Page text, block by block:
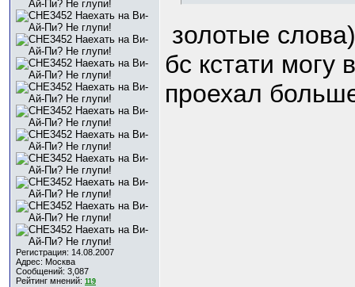
Регистрация: 14.08.2007
Адрес: Москва
Сообщений: 3,087
Рейтинг мнений: 119
золотые слова)
бс кстати могу
проехал